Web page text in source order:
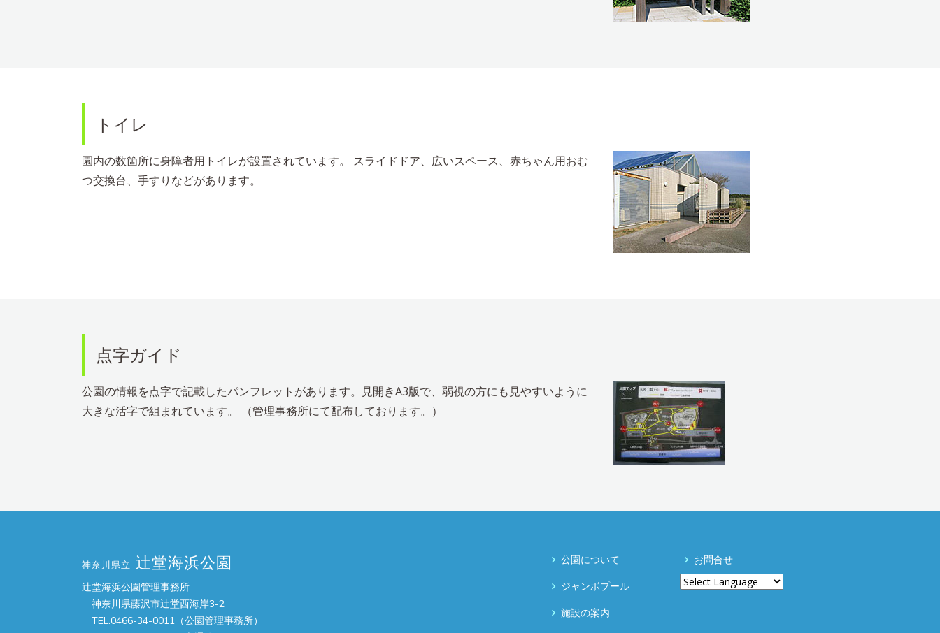
トイレ
園内の数箇所に身障者用トイレが設置されています。 スライドドア、広いスペース、赤ちゃん用おむ
つ交換台、手すりなどがあります。
点字ガイド
公園の情報を点字で記載したパンフレットがあります。見開きA3版で、弱視の方にも見やすいように
大きな活字で組まれています。 （管理事務所にて配布しております。）
神奈川県立 辻堂海浜公園
辻堂海浜公園管理事務所
神奈川県藤沢市辻堂西海岸3-2
TEL.0466-34-0011（公園管理事務所）
公園について
ジャンボプール
施設の案内
お問合せ